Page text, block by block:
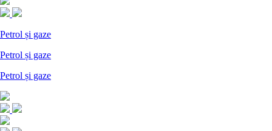
Petrol și gaze
Petrol și gaze
Petrol și gaze